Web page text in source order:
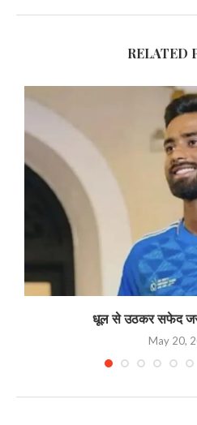
RELATED
धूल से उठकर सफेद
May 20,